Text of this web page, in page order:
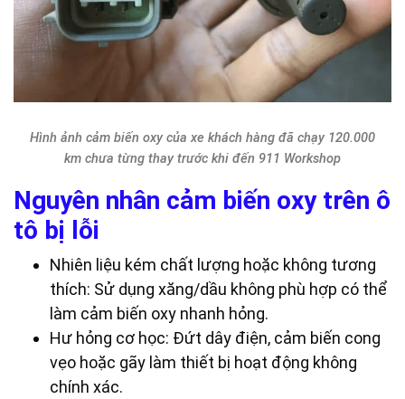
Hình ảnh cảm biến oxy của xe khách hàng đã chạy 120.000
km chưa từng thay trước khi đến 911 Workshop
Nguyên nhân cảm biến oxy trên ô
tô bị lỗi
Nhiên liệu kém chất lượng hoặc không tương
thích: Sử dụng xăng/dầu không phù hợp có thể
làm cảm biến oxy nhanh hỏng.
Hư hỏng cơ học: Đứt dây điện, cảm biến cong
vẹo hoặc gãy làm thiết bị hoạt động không
chính xác.